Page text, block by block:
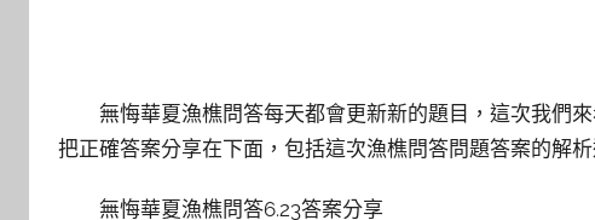
無悔華夏漁樵問答每天都會更新新的題目，這次我們
把正確答案分享在下面，包括這次漁樵問答問題答案的解
無悔華夏漁樵問答6.23答案分享